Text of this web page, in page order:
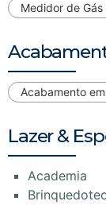
Medidor de
Acabamento
Lazer &
Academia